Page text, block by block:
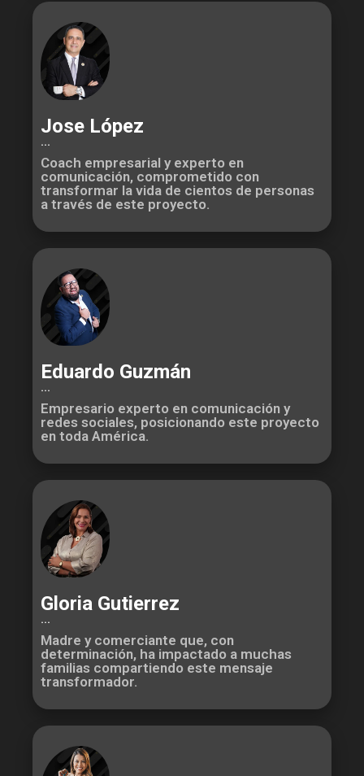
Jose López
...
Coach empresarial y experto en
comunicación, comprometido con
transformar la vida de cientos de personas
a través de este proyecto.
Eduardo Guzmán
...
Empresario experto en comunicación y
redes sociales, posicionando este proyecto
en toda América.
Gloria Gutierrez
...
Madre y comerciante que, con
determinación, ha impactado a muchas
familias compartiendo este mensaje
transformador.